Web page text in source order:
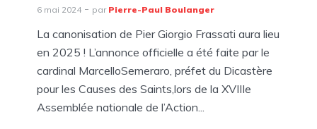
6 mai 2024 par Pierre-Paul Boulanger
La canonisation de Pier Giorgio Frassati aura lieu
en 2025 ! L’annonce officielle a été faite par le
cardinal MarcelloSemeraro, préfet du Dicastère
pour les Causes des Saints,lors de la XVIIIe
Assemblée nationale de l’Action...